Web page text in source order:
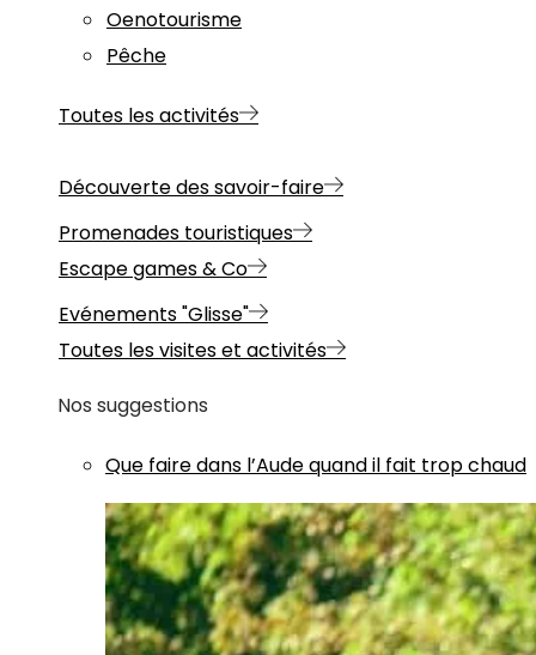
Oenotourisme
Pêche
Toutes les activités
Découverte des savoir-faire
Promenades touristiques
Escape games & Co
Evénements "Glisse"
Toutes les visites et activités
Nos suggestions
Que faire dans l’Aude quand il fait trop chaud